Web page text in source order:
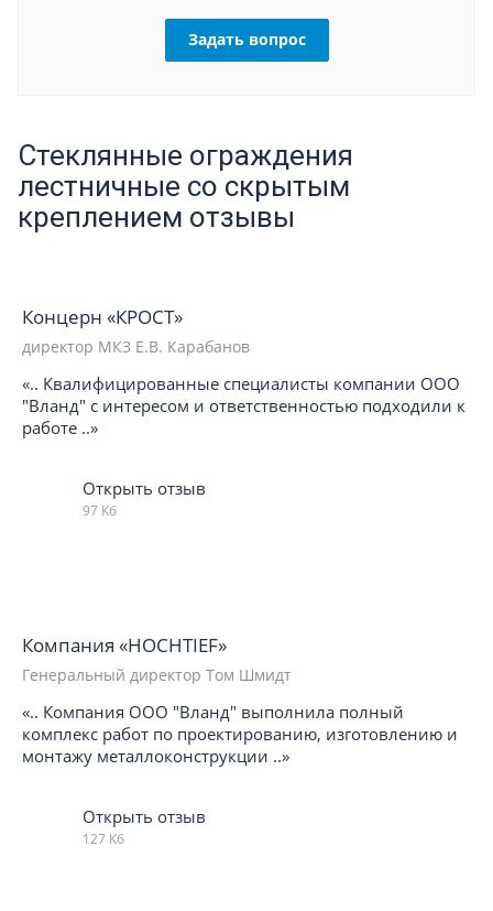
Задать вопрос
Стеклянные ограждения
лестничные со скрытым
креплением отзывы
Концерн «КРОСТ»
директор МКЗ Е.В. Карабанов
«.. Квалифицированные специалисты компании ООО
"Вланд" с интересом и ответственностью подходили к
работе ..»
Открыть отзыв
97 Кб
Компания «HOCHTIEF»
Генеральный директор Том Шмидт
«.. Компания ООО "Вланд" выполнила полный
комплекс работ по проектированию, изготовлению и
монтажу металлоконструкции ..»
Открыть отзыв
127 Кб